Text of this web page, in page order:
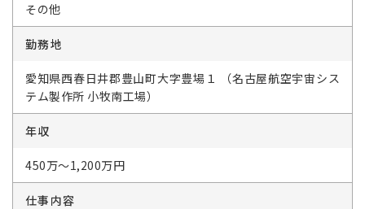
その他
勤務地
愛知県西春日井郡豊山町大字豊場１ （名古屋航空宇宙シス
テム製作所 小牧南工場）
年収
450万～1,200万円
仕事内容